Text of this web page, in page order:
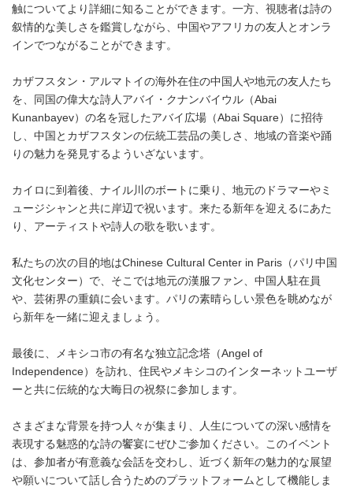
触についてより詳細に知ることができます。一方、視聴者は詩の
叙情的な美しさを鑑賞しながら、中国やアフリカの友人とオンラ
インでつながることができます。
カザフスタン・アルマトイの海外在住の中国人や地元の友人たち
を、同国の偉大な詩人アバイ・クナンバイウル（Abai
Kunanbayev）の名を冠したアバイ広場（Abai Square）に招待
し、中国とカザフスタンの伝統工芸品の美しさ、地域の音楽や踊
りの魅力を発見するよういざないます。
カイロに到着後、ナイル川のボートに乗り、地元のドラマーやミ
ュージシャンと共に岸辺で祝います。来たる新年を迎えるにあた
り、アーティストや詩人の歌を歌います。
私たちの次の目的地はChinese Cultural Center in Paris（パリ中国
文化センター）で、そこでは地元の漢服ファン、中国人駐在員
や、芸術界の重鎮に会います。パリの素晴らしい景色を眺めなが
ら新年を一緒に迎えましょう。
最後に、メキシコ市の有名な独立記念塔（Angel of
Independence）を訪れ、住民やメキシコのインターネットユーザ
ーと共に伝統的な大晦日の祝祭に参加します。
さまざまな背景を持つ人々が集まり、人生についての深い感情を
表現する魅惑的な詩の饗宴にぜひご参加ください。このイベント
は、参加者が有意義な会話を交わし、近づく新年の魅力的な展望
や願いについて話し合うためのプラットフォームとして機能しま